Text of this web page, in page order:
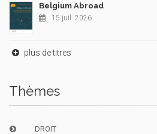
Belgium Abroad
15 juil. 2026
plus de titres
Thèmes
DROIT